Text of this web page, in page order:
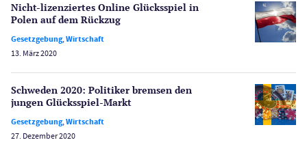
Lotterie
Poker
Schlagzeilen
Spiele
Merkur Casinos
Nicht-lizenziertes Online Glücksspiel in
Polen auf dem Rückzug
Gesetzgebung,Wirtschaft
13. März 2020
Schweden 2020: Politiker bremsen den
jungen Glücksspiel-Markt
Gesetzgebung,Wirtschaft
27. Dezember 2020